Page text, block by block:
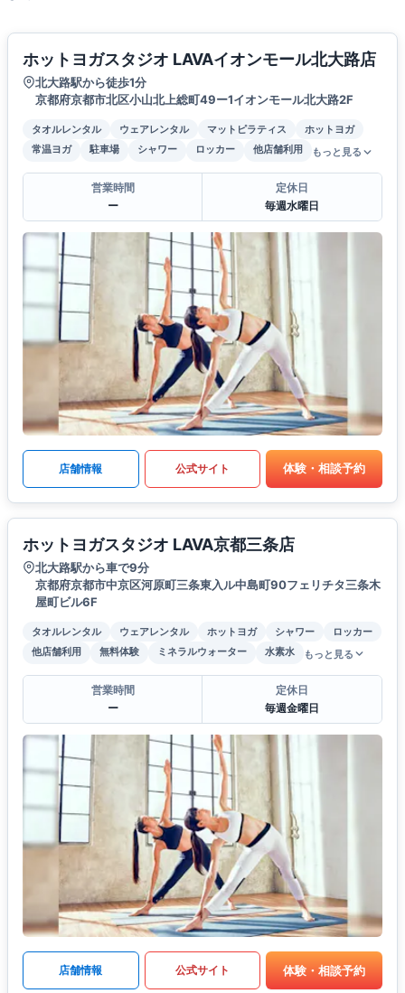
ホットヨガスタジオ LAVAイオンモール北大路店
北大路駅から徒歩1分
京都府京都市北区小山北上総町49ー1イオンモール北大路2F
タオルレンタル ウェアレンタル マットピラティス
ホットヨガ
常温ヨガ
駐車場 シャワー ロッカー 他店舗利用 もっと見る
営業時間
ー
定休日
毎週水曜日
店舗情報 公式サイト 体験・相談予約
ホットヨガスタジオ LAVA京都三条店
北大路駅から車で9分
京都府京都市中京区河原町三条東入ル中島町90フェリチタ三条木
屋町ビル6F
タオルレンタル ウェアレンタル ホットヨガ シャワー
ロッカー
他店舗利用
無料体験 ミネラルウォーター 水素水 もっと見る
営業時間
ー
定休日
毎週金曜日
店舗情報 公式サイト 体験・相談予約